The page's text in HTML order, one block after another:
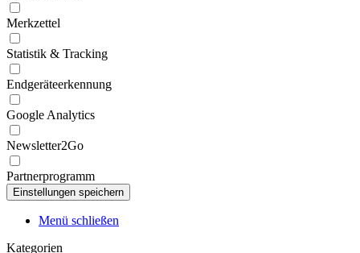
Merkzettel
Statistik & Tracking
Endgeräteerkennung
Google Analytics
Newsletter2Go
Partnerprogramm
Menü schließen
Kategorien